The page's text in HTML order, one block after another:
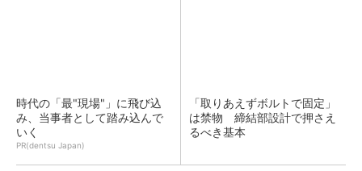
時代の「最"現場"」に飛び込
み、当事者として踏み込んで
いく
PR(dentsu Japan)
「取りあえずボルトで固定」
は禁物 締結部設計で押さえ
るべき基本